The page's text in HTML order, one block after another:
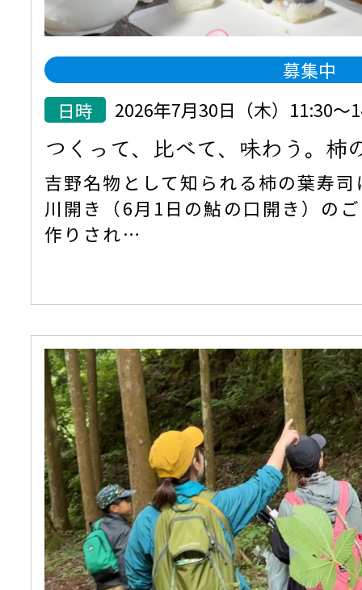
募集中
日時
2026年7月30日（木）11:30
つくって、比べて、味わう。柿
吉野名物として知られる柿の葉寿
川開き（6月1日の鮎の口開き）の
作りされ…